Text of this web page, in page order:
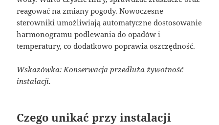
reagować na zmiany pogody. Nowoczesne
sterowniki umożliwiają automatyczne dostosowanie
harmonogramu podlewania do opadów i
temperatury, co dodatkowo poprawia oszczędność.
Wskazówka: Konserwacja przedłuża żywotność
instalacji.
Czego unikać przy instalacji